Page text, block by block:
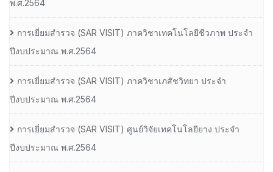
พ.ศ.2564
การเยี่ยมสํารวจ (SAR VISIT) ภาควิชาเทคโนโลยีชีวภาพ ประจํา
ปีงบประมาณ พ.ศ.2564
การเยี่ยมสํารวจ (SAR VISIT) ภาควิชาเภสัชวิทยา ประจํา
ปีงบประมาณ พ.ศ.2564
การเยี่ยมสํารวจ (SAR VISIT) ศูนย์วิจัยเทคโนโลยียาง ประจํา
ปีงบประมาณ พ.ศ.2564